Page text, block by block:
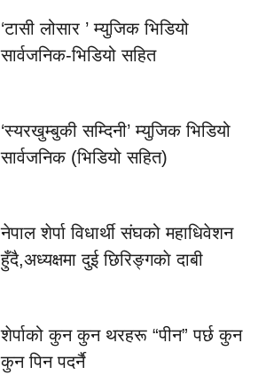
‘टासी लोसार ’ म्युजिक भिडियो
सार्वजनिक-भिडियो सहित
‘स्यरखुम्बुकी सम्दिनी’ म्युजिक भिडियो
सार्वजनिक (भिडियो सहित)
नेपाल शेर्पा विधार्थी संघको महाधिवेशन
हुँदै,अध्यक्षमा दुई छिरिङ्गकाे दाबी
शेर्पाको कुन कुन थरहरू “पीन” पर्छ कुन
कुन पिन पदर्नै